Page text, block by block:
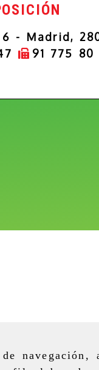
navegación,
- Madrid,
91 775 80